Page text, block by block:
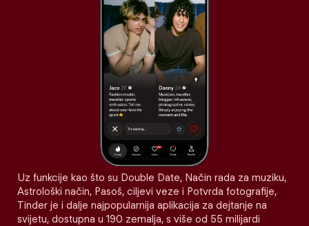
Uz funkcije kao što su Double Date, Način rada za muziku,
Astrološki način, Pasoš, ciljevi veze i Potvrda fotografije,
Tinder je i dalje najpopularnija aplikacija za dejtanje na
svijetu, dostupna u 190 zemalja, s više od 55 milijardi